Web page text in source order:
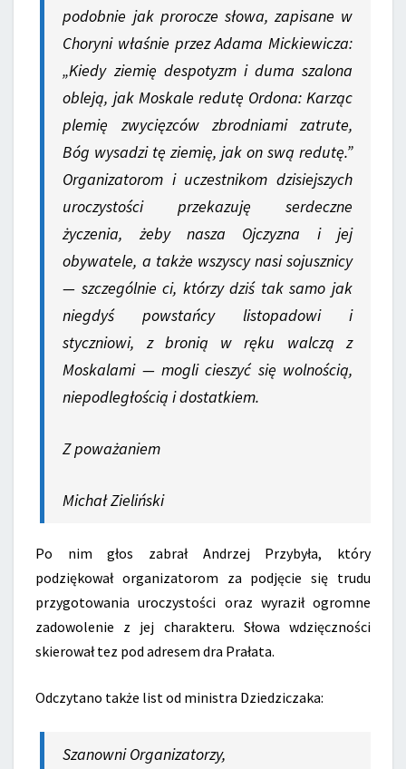
podobnie jak prorocze słowa, zapisane w
Choryni właśnie przez Adama Mickiewicza:
„Kiedy ziemię despotyzm i duma szalona
obleją, jak Moskale redutę Ordona: Karząc
plemię zwycięzców zbrodniami zatrute,
Bóg wysadzi tę ziemię, jak on swą redutę.”
Organizatorom i uczestnikom dzisiejszych
uroczystości przekazuję serdeczne
życzenia, żeby nasza Ojczyzna i jej
obywatele, a także wszyscy nasi sojusznicy
— szczególnie ci, którzy dziś tak samo jak
niegdyś powstańcy listopadowi i
styczniowi, z bronią w ręku walczą z
Moskalami — mogli cieszyć się wolnością,
niepodległością i dostatkiem.
Z poważaniem
Michał Zieliński
Po nim głos zabrał Andrzej Przybyła, który
podziękował organizatorom za podjęcie się trudu
przygotowania uroczystości oraz wyraził ogromne
zadowolenie z jej charakteru. Słowa wdzięczności
skierował tez pod adresem dra Prałata.
Odczytano także list od ministra Dziedziczaka:
Szanowni Organizatorzy,